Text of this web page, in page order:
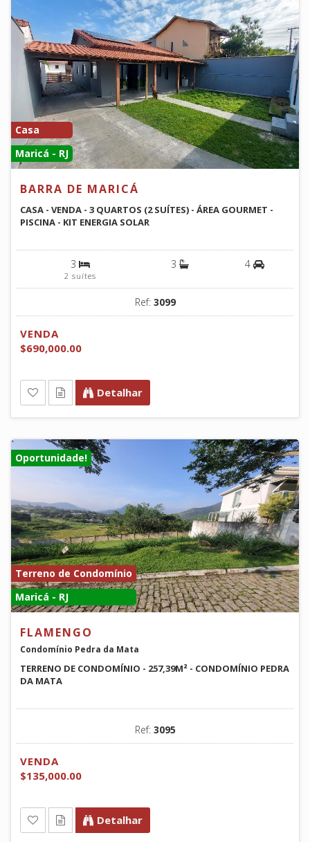
Casa
Maricá - RJ
BARRA DE MARICÁ
CASA - VENDA - 3 QUARTOS (2 SUÍTES) - ÁREA GOURMET -
PISCINA - KIT ENERGIA SOLAR
3
2 suítes
3 4
Ref: 3099
VENDA
$690,000.00
Detalhar
Oportunidade!
Terreno de Condomínio
Maricá - RJ
FLAMENGO
Condomínio Pedra da Mata
TERRENO DE CONDOMÍNIO - 257,39M² - CONDOMÍNIO PEDRA
DA MATA
Ref: 3095
VENDA
$135,000.00
Detalhar